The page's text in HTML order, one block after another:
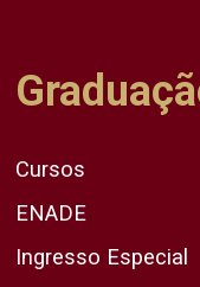
Cursos
ENADE
Ingresso Especial